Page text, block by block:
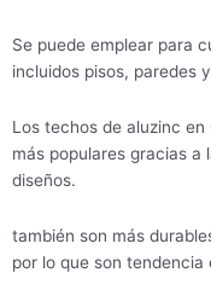
Se puede emplear para
incluidos pisos, paredes
Los techos de aluzinc
más populares gracias a
diseños.
también son más
por lo que son tendencia